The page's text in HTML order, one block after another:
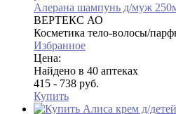
Алерана шампунь д/муж
ВЕРТЕКС АО
Косметика тело-волосы/
Избранное
Цена:
Найдено в 40 аптеках
415 - 738 руб.
Купить